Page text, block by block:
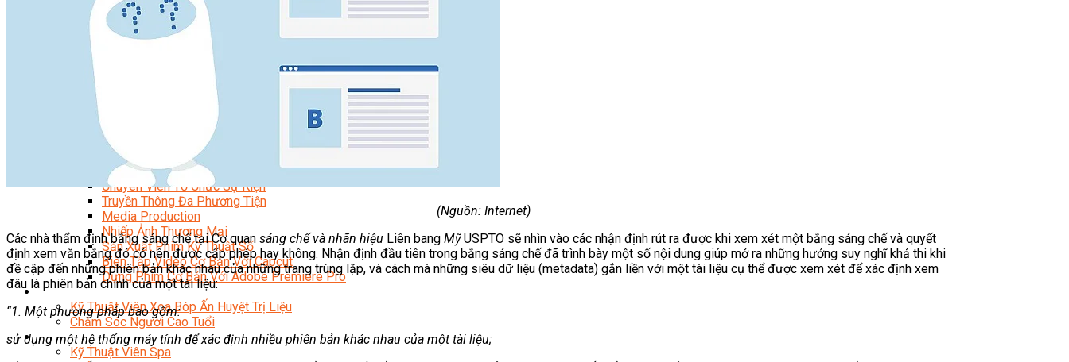
Search Engine Optimization (SEO)
Quản Trị Fanpage
Facebook Ads
Content Marketing Đa Kênh
Digital Marketing Foundation
Marketing Online Ngành F&B
Marketing Online Ngành Chăm Sóc Sắc Đẹp
Chuyên Đề Digital Marketing
Media Production
Chuyên Viên Tổ Chức Sự Kiện
Truyền Thông Đa Phương Tiện
Media Production
Nhiếp Ảnh Thương Mại
Sản Xuất Phim Kỹ Thuật Số
Biên Tập Video Cơ Bản Với Capcut
Dựng Phim Cơ Bản Với Adobe Premiere Pro
Sức Khỏe
Kỹ Thuật Viên Xoa Bóp Ấn Huyệt Trị Liệu
Chăm Sóc Người Cao Tuổi
Sắc Đẹp
Kỹ Thuật Viên Spa
(Nguồn: Internet)
Các nhà thẩm định bằng sáng chế tại Cơ quan sáng chế và nhãn hiệu Liên bang MỹUSPTO sẽ nhìn vào các nhận định rút ra được khi xem xét một bằng sáng chế và quyết
định xem văn bằng đó có nên được cấp phép hay không. Nhận định đầu tiên trong bằng sáng chế đã trình bày một số nội dung giúp mở ra những hướng suy nghĩ khả thi khi
đề cập đến những phiên bản khác nhau của những trang trùng lặp, và cách mà những siêu dữ liệu (metadata) gắn liền với một tài liệu cụ thể được xem xét để xác định xem
đâu là phiên bản chính của một tài liệu:
“1. Một phương pháp bao gồm:
sử dụng một hệ thống máy tính để xác định nhiều phiên bản khác nhau của một tài liệu;